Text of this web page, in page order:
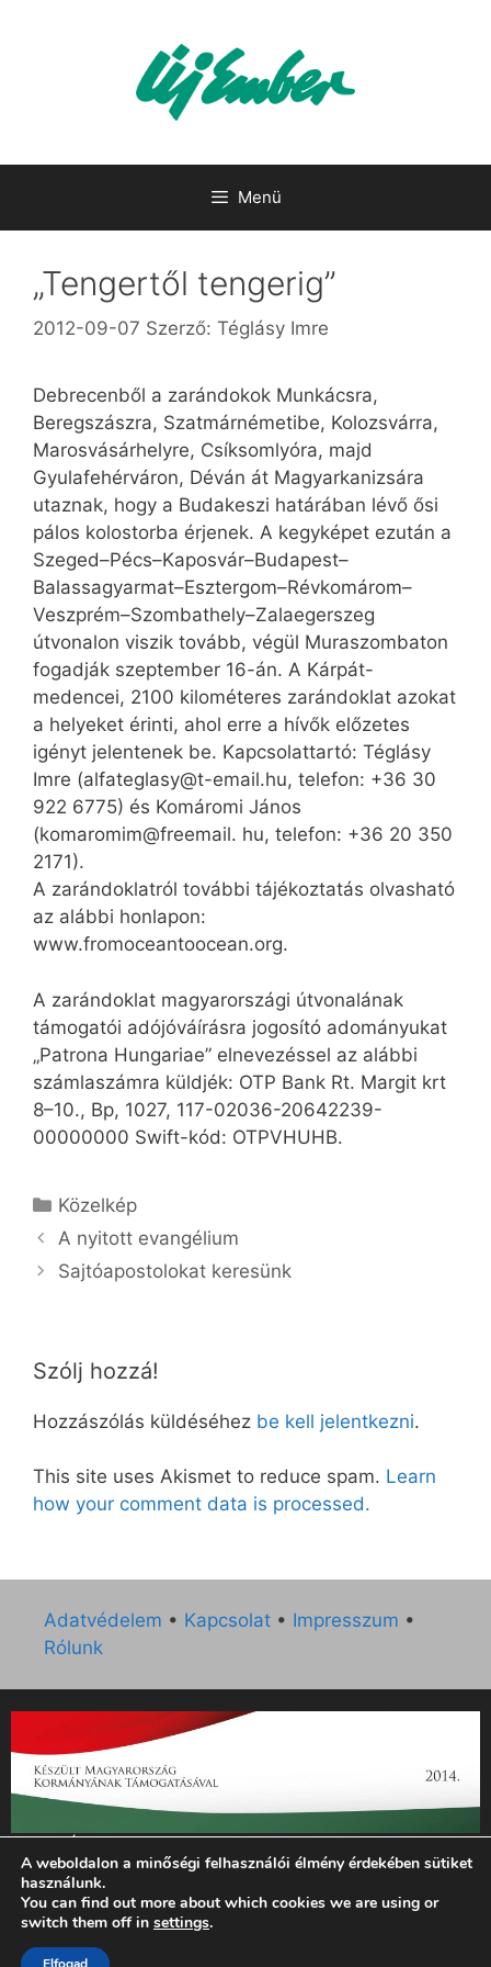
Menü
„Tengertől tengerig”
2012-09-07 Szerző: Téglásy Imre
Debrecenből a zarándokok Munkácsra,
Beregszászra, Szatmárnémetibe, Kolozsvárra,
Marosvásárhelyre, Csíksomlyóra, majd
Gyulafehérváron, Déván át Magyarkanizsára
utaznak, hogy a Budakeszi határában lévő ősi
pálos kolostorba érjenek. A kegyképet ezután a
Szeged–Pécs–Kaposvár–Budapest–
Balassagyarmat–Esztergom–Révkomárom–
Veszprém–Szombathely–Zalaegerszeg
útvonalon viszik tovább, végül Muraszombaton
fogadják szeptember 16-án. A Kárpát-
medencei, 2100 kilométeres zarándoklat azokat
a helyeket érinti, ahol erre a hívők előzetes
igényt jelentenek be. Kapcsolattartó: Téglásy
Imre (alfateglasy@t-email.hu, telefon: +36 30
922 6775) és Komáromi János
(komaromim@freemail. hu, telefon: +36 20 350
2171).
A zarándoklatról további tájékoztatás olvasható
az alábbi honlapon:
www.fromoceantoocean.org.
A zarándoklat magyarországi útvonalának
támogatói adójóváírásra jogosító adományukat
„Patrona Hungariae” elnevezéssel az alábbi
számlaszámra küldjék: OTP Bank Rt. Margit krt
8–10., Bp, 1027, 117-02036-20642239-
00000000 Swift-kód: OTPVHUHB.
Kategória
Közelkép
A nyitott evangélium
Sajtóapostolokat keresünk
Szólj hozzá!
Hozzászólás küldéséhez be kell jelentkezni.
This site uses Akismet to reduce spam. Learn
how your comment data is processed.
Adatvédelem • Kapcsolat • Impresszum •
Rólunk
„Az Új Ember katolikus hetilap 2014. évi működésének
támogatását az EGYH-KCP-14-P-0121 sz. támogatási
szerződés keretében 3 000 000 Ft összegben támogatta az
Emberi Erőforrások Minisztériuma.”
A weboldalon a minőségi felhasználói élmény érdekében sütiket
használunk.
You can find out more about which cookies we are using or
switch them off in settings.